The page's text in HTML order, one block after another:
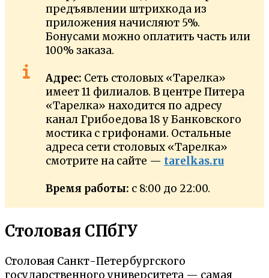
предъявлении штрихкода из
приложения начисляют 5%.
Бонусами можно оплатить часть или
100% заказа.
Адрес: Сеть столовых «Тарелка»
имеет 11 филиалов. В центре Питера
«Тарелка» находится по адресу
канал Грибоедова 18 у Банковского
мостика с грифонами. Остальные
адреса сети столовых «Тарелка»
смотрите на сайте — tarelkas.ru
Время работы: с 8:00 до 22:00.
Столовая СПбГУ
Столовая Санкт-Петербургского
государственного университета — самая